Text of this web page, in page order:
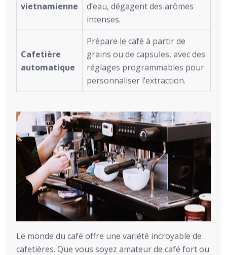
vietnamienne
d’eau, dégagent des arômes
intenses.
Cafetière
automatique
Prépare le café à partir de
grains ou de capsules, avec des
réglages programmables pour
personnaliser l’extraction.
Le monde du café offre une variété incroyable de
cafetières. Que vous soyez amateur de café fort ou